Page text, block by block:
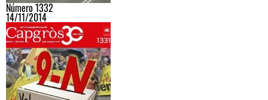
Número 1332
14/11/2014